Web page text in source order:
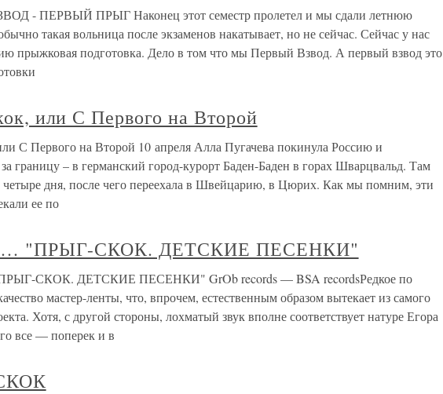
- ПЕРВЫЙ ПРЫГ Наконец этот семестр пролетел и мы сдали летнюю
такая вольница после экзаменов накатывает, но не сейчас. Сейчас у нас
прыжковая подготовка. Дело в том что мы Первый Взвод. А первый взвод это
или С Первого на Второй
С Первого на Второй 10 апреля Алла Пугачева покинула Россию и
границу – в германский город-курорт Баден-Баден в горах Шварцвальд. Там
дня, после чего переехала в Швейцарию, в Цюрих. Как мы помним, эти
ее по
"ПРЫГ-СКОК. ДЕТСКИЕ ПЕСЕНКИ"
СКОК. ДЕТСКИЕ ПЕСЕНКИ" GrOb records — BSA recordsРедкое по
мастер-ленты, что, впрочем, естественным образом вытекает из самого
Хотя, с другой стороны, лохматый звук вполне соответствует натуре Егора
все — поперек и в